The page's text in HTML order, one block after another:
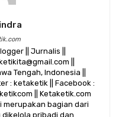
|| Jurnalis ||
||
Tengah, Indonesia ||
: ketaketik || Facebook :
|| Ketaketik.com
merupakan bagian dari
pribadi dan